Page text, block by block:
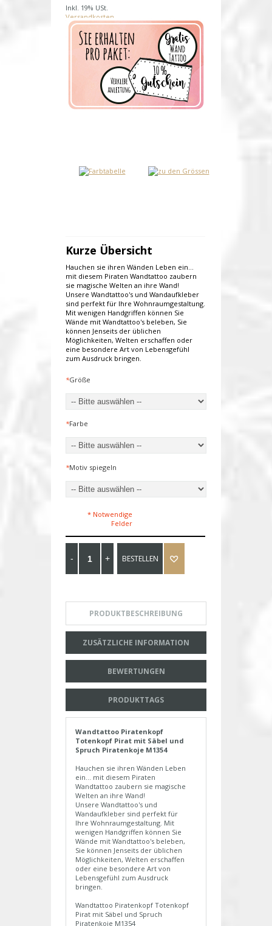
Inkl. 19% USt.
Versandkosten
Produktnummer:
Verfügbarkeit: Auf Lager
Lieferzeit: 1-2 Werktage nach
Zahlungseingang
Kurze Übersicht
Hauchen sie ihren Wänden Leben ein...
mit diesem Piraten Wandtattoo zaubern
sie magische Welten an ihre Wand!
Unsere Wandtattoo's und Wandaufkleber
sind perfekt für Ihre Wohnraumgestaltung.
Mit wenigen Handgriffen können Sie
Wände mit Wandtattoo's beleben, Sie
können Jenseits der üblichen
Möglichkeiten, Welten erschaffen oder
eine besondere Art von Lebensgefühl
zum Ausdruck bringen.
*Größe
*Farbe
*Motiv spiegeln
* Notwendige
Felder
BESTELLEN
PRODUKTBESCHREIBUNG
ZUSÄTZLICHE INFORMATION
BEWERTUNGEN
PRODUKTTAGS
Wandtattoo Piratenkopf
Totenkopf Pirat mit Säbel und
Spruch Piratenkoje M1354
Hauchen sie ihren Wänden Leben
ein... mit diesem Piraten
Wandtattoo zaubern sie magische
Welten an ihre Wand!
Unsere Wandtattoo's und
Wandaufkleber sind perfekt für
Ihre Wohnraumgestaltung. Mit
wenigen Handgriffen können Sie
Wände mit Wandtattoo's beleben,
Sie können Jenseits der üblichen
Möglichkeiten, Welten erschaffen
oder eine besondere Art von
Lebensgefühl zum Ausdruck
bringen.
Wandtattoo Piratenkopf Totenkopf
Pirat mit Säbel und Spruch
Piratenkoje M1354